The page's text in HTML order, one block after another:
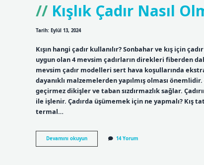
Kışlık Çadır Nasıl
Tarih: Eylül 13, 2024
Kışın hangi çadır kullanılır? Sonbahar ve kış için
uygun olan 4 mevsim çadırların direkleri fiberden
mevsim çadır modelleri sert hava koşullarında
dayanıklı malzemelerden yapılmış olması
geçirmez dikişler ve taban sızdırmazlık sağlar.
ile işlenir. Çadırda üşümemek için ne yapmalı? Kış
termal…
Devamını okuyunKışlık
Çadır
14 Yorum